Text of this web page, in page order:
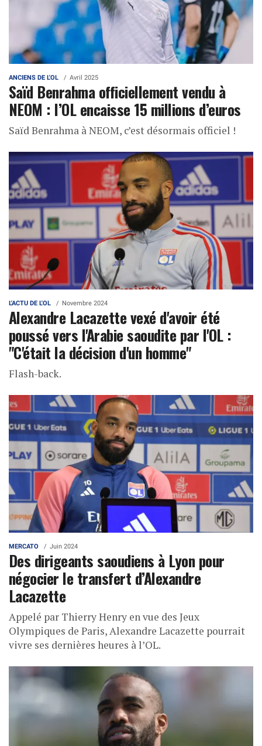
ANCIENS DE L'OL Avril 2025
Saïd Benrahma officiellement vendu à
NEOM : l’OL encaisse 15 millions d’euros
Saïd Benrahma à NEOM, c’est désormais officiel !
L'ACTU DE L'OL Novembre 2024
Alexandre Lacazette vexé d'avoir été
poussé vers l'Arabie saoudite par l'OL :
"C'était la décision d'un homme"
Flash-back.
MERCATO Juin 2024
Des dirigeants saoudiens à Lyon pour
négocier le transfert d’Alexandre
Lacazette
Appelé par Thierry Henry en vue des Jeux
Olympiques de Paris, Alexandre Lacazette pourrait
vivre ses dernières heures à l’OL.